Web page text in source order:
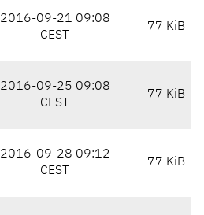
2016-09-21 09:08
CEST
77 KiB
2016-09-25 09:08
CEST
77 KiB
2016-09-28 09:12
CEST
77 KiB